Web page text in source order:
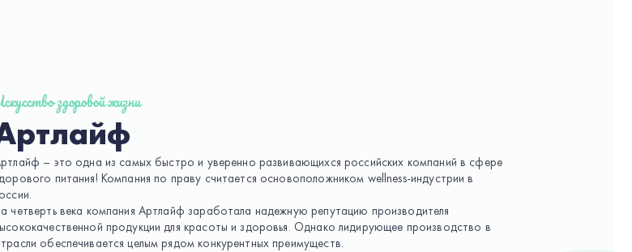
здоровой жизни
– это одна из самых быстро и уверенно развивающихся российских компаний в сфере
питания! Компания по праву считается основоположником wellness-индустрии в
четверть века компания Артлайф заработала надежную репутацию производителя
продукции для красоты и здоровья. Однако лидирующее производство в
обеспечивается целым рядом конкурентных преимуществ.